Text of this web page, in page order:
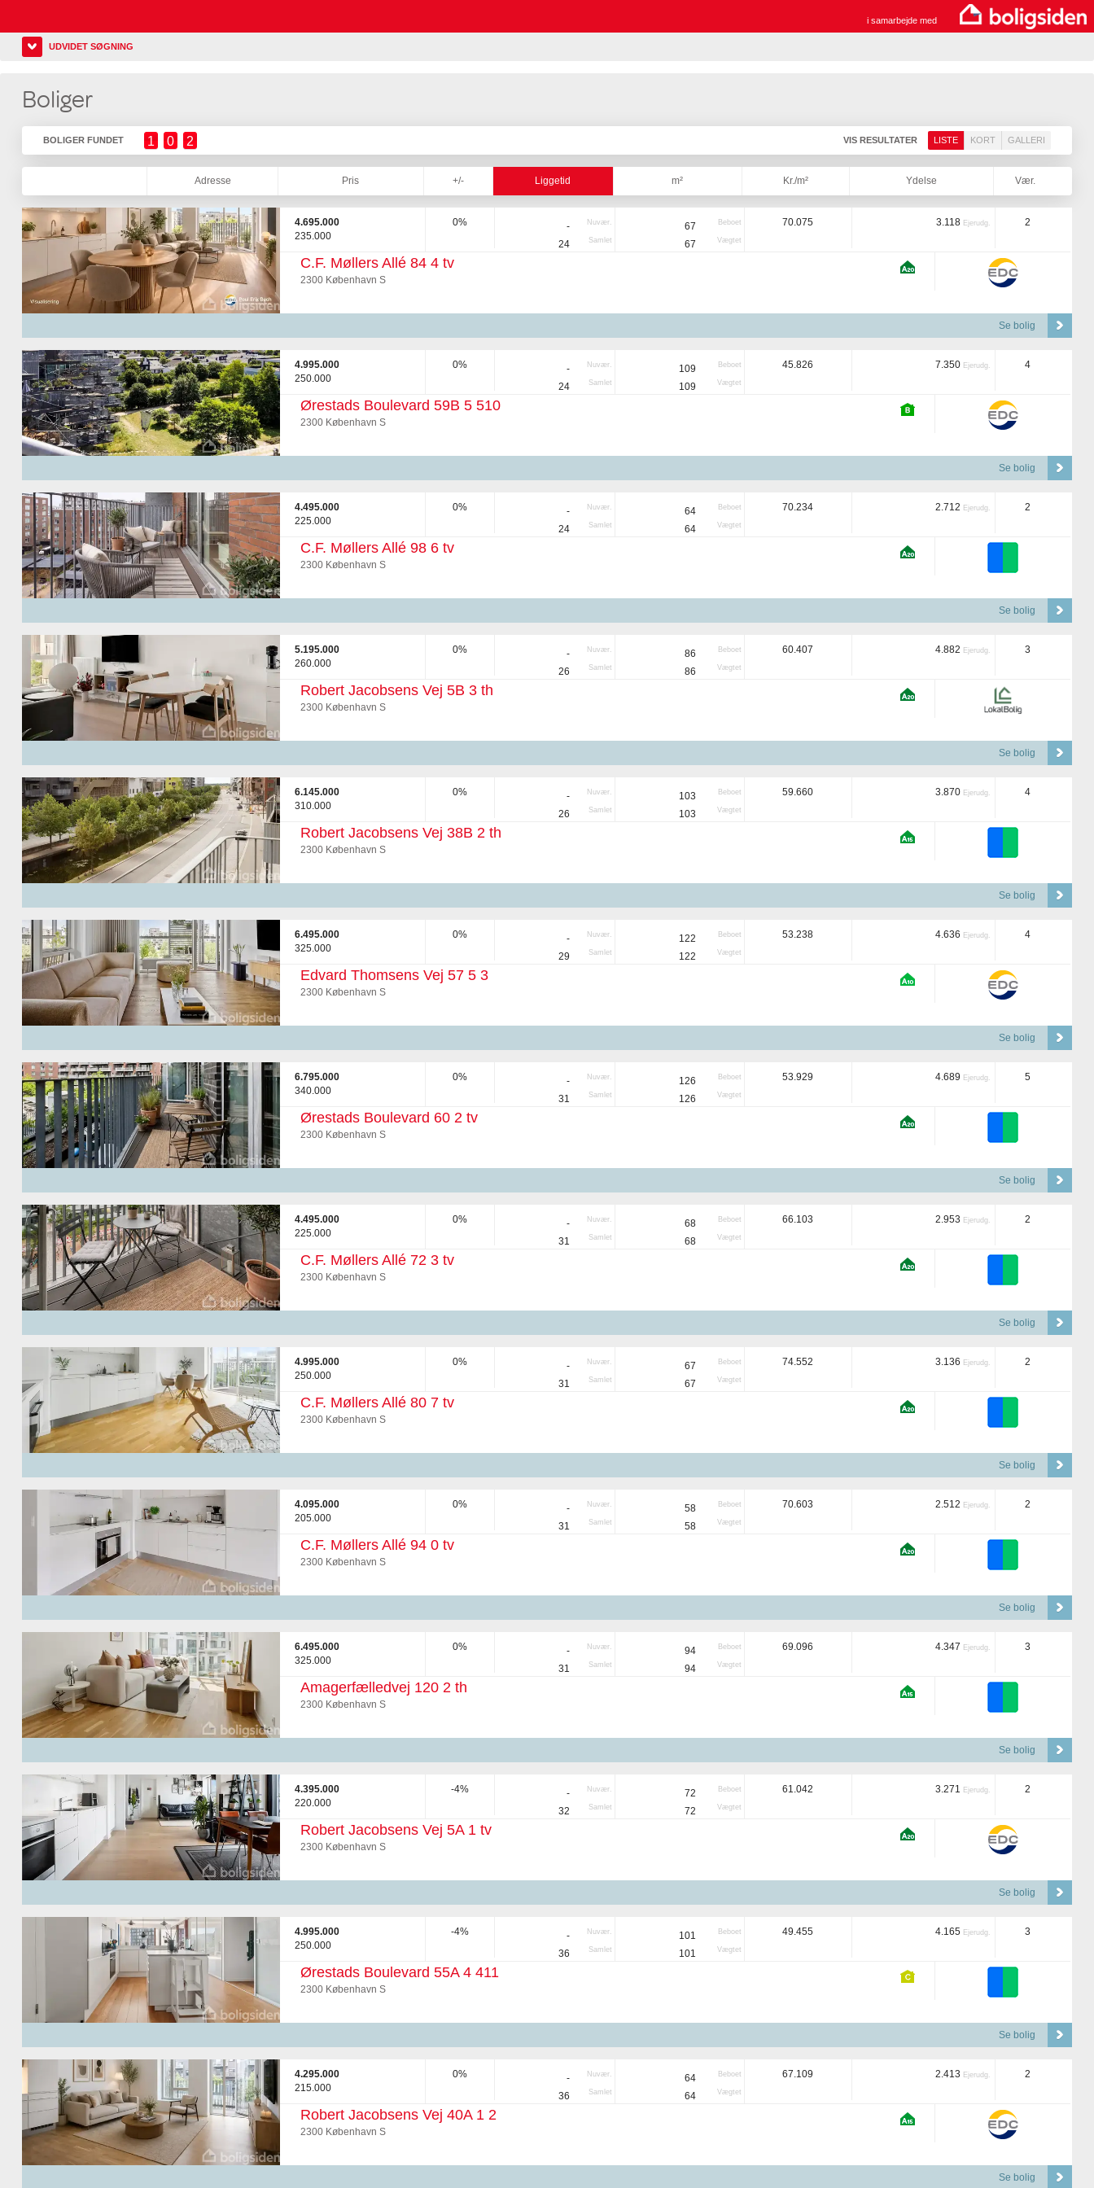
i samarbejde med
UDVIDET SØGNING
Boliger
BOLIGER FUNDET 1 0 2 VIS RESULTATER LISTE KORT GALLERI
Adresse Pris +/- Liggetid m² Kr./m² Ydelse Vær.
4.695.000
235.000
0% - Nuvær.
24 Samlet
67 Beboet
67 Vægtet
70.075 3.118 Ejerudg. 2
C.F. Møllers Allé 84 4 tv
2300 København S
Se bolig
4.995.000
250.000
0% - Nuvær.
24 Samlet
109 Beboet
109 Vægtet
45.826 7.350 Ejerudg. 4
Ørestads Boulevard 59B 5 510
2300 København S
Se bolig
4.495.000
225.000
0% - Nuvær.
24 Samlet
64 Beboet
64 Vægtet
70.234 2.712 Ejerudg. 2
C.F. Møllers Allé 98 6 tv
2300 København S
Se bolig
5.195.000
260.000
0% - Nuvær.
26 Samlet
86 Beboet
86 Vægtet
60.407 4.882 Ejerudg. 3
Robert Jacobsens Vej 5B 3 th
2300 København S
Se bolig
6.145.000
310.000
0% - Nuvær.
26 Samlet
103 Beboet
103 Vægtet
59.660 3.870 Ejerudg. 4
Robert Jacobsens Vej 38B 2 th
2300 København S
Se bolig
6.495.000
325.000
0% - Nuvær.
29 Samlet
122 Beboet
122 Vægtet
53.238 4.636 Ejerudg. 4
Edvard Thomsens Vej 57 5 3
2300 København S
Se bolig
6.795.000
340.000
0% - Nuvær.
31 Samlet
126 Beboet
126 Vægtet
53.929 4.689 Ejerudg. 5
Ørestads Boulevard 60 2 tv
2300 København S
Se bolig
4.495.000
225.000
0% - Nuvær.
31 Samlet
68 Beboet
68 Vægtet
66.103 2.953 Ejerudg. 2
C.F. Møllers Allé 72 3 tv
2300 København S
Se bolig
4.995.000
250.000
0% - Nuvær.
31 Samlet
67 Beboet
67 Vægtet
74.552 3.136 Ejerudg. 2
C.F. Møllers Allé 80 7 tv
2300 København S
Se bolig
4.095.000
205.000
0% - Nuvær.
31 Samlet
58 Beboet
58 Vægtet
70.603 2.512 Ejerudg. 2
C.F. Møllers Allé 94 0 tv
2300 København S
Se bolig
6.495.000
325.000
0% - Nuvær.
31 Samlet
94 Beboet
94 Vægtet
69.096 4.347 Ejerudg. 3
Amagerfælledvej 120 2 th
2300 København S
Se bolig
4.395.000
220.000
-4% - Nuvær.
32 Samlet
72 Beboet
72 Vægtet
61.042 3.271 Ejerudg. 2
Robert Jacobsens Vej 5A 1 tv
2300 København S
Se bolig
4.995.000
250.000
-4% - Nuvær.
36 Samlet
101 Beboet
101 Vægtet
49.455 4.165 Ejerudg. 3
Ørestads Boulevard 55A 4 411
2300 København S
Se bolig
4.295.000
215.000
0% - Nuvær.
36 Samlet
64 Beboet
64 Vægtet
67.109 2.413 Ejerudg. 2
Robert Jacobsens Vej 40A 1 2
2300 København S
Se bolig